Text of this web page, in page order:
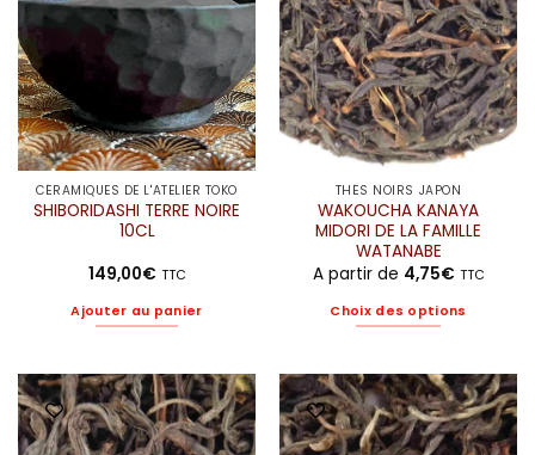
choisies
sur
la
page
du
produit
CÉRAMIQUES DE L'ATELIER TOKO
SHIBORIDASHI TERRE NOIRE
10CL
149,00€ TTC
Ajouter au panier
THÉS NOIRS JAPON
WAKOUCHA KANAYA
MIDORI DE LA FAMILLE
WATANABE
A partir de 4,75€ TTC
Choix des options
a
plusieurs
variations.